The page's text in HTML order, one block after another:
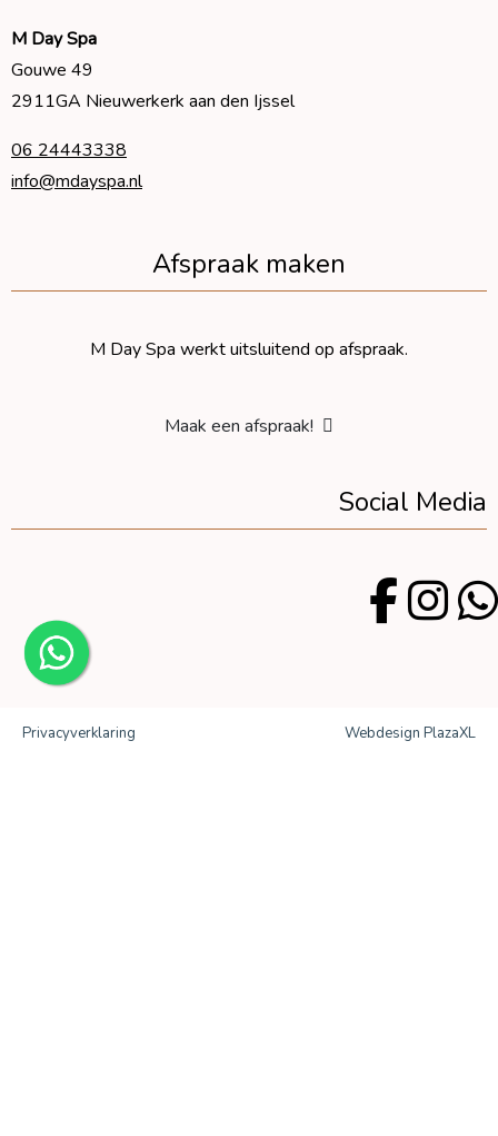
M Day Spa
Gouwe 49
2911GA Nieuwerkerk aan den Ijssel
06 24443338
info@mdayspa.nl
Afspraak maken
M Day Spa werkt uitsluitend op afspraak.
Maak een afspraak!
Social Media
Privacyverklaring Webdesign PlazaXL